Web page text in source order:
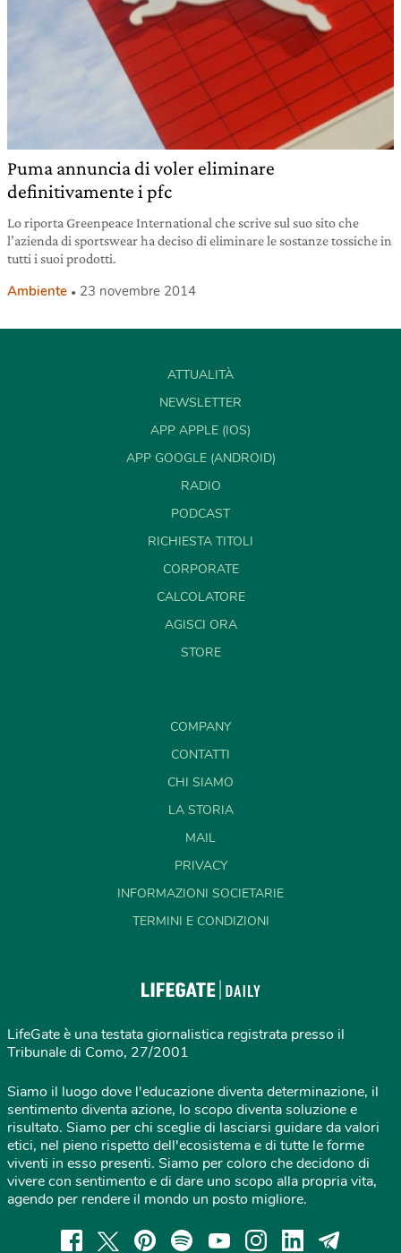
Puma annuncia di voler eliminare
definitivamente i pfc
Lo riporta Greenpeace International che scrive sul suo sito che
l’azienda di sportswear ha deciso di eliminare le sostanze tossiche in
tutti i suoi prodotti.
Ambiente 23 novembre 2014
ATTUALITÀ
NEWSLETTER
APP APPLE (IOS)
APP GOOGLE (ANDROID)
RADIO
PODCAST
RICHIESTA TITOLI
CORPORATE
CALCOLATORE
AGISCI ORA
STORE
COMPANY
CONTATTI
CHI SIAMO
LA STORIA
MAIL
PRIVACY
INFORMAZIONI SOCIETARIE
TERMINI E CONDIZIONI
LifeGate è una testata giornalistica registrata presso il
Tribunale di Como, 27/2001
Siamo il luogo dove l'educazione diventa determinazione, il
sentimento diventa azione, lo scopo diventa soluzione e
risultato. Siamo per chi sceglie di lasciarsi guidare da valori
etici, nel pieno rispetto dell'ecosistema e di tutte le forme
viventi in esso presenti. Siamo per coloro che decidono di
vivere con sentimento e di dare uno scopo alla propria vita,
agendo per rendere il mondo un posto migliore.